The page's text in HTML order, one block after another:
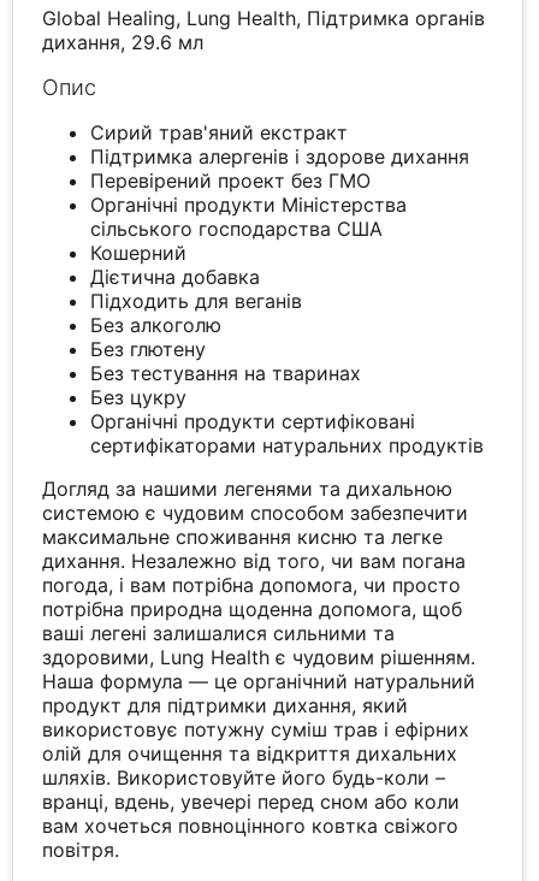
Global Healing, Lung Health, Підтримка органів
дихання, 29.6 мл
Опис
Сирий трав'яний екстракт
Підтримка алергенів і здорове дихання
Перевірений проект без ГМО
Органічні продукти Міністерства
сільського господарства США
Кошерний
Дієтична добавка
Підходить для веганів
Без алкоголю
Без глютену
Без тестування на тваринах
Без цукру
Органічні продукти сертифіковані
сертифікаторами натуральних продуктів
Догляд за нашими легенями та дихальною
системою є чудовим способом забезпечити
максимальне споживання кисню та легке
дихання. Незалежно від того, чи вам погана
погода, і вам потрібна допомога, чи просто
потрібна природна щоденна допомога, щоб
ваші легені залишалися сильними та
здоровими, Lung Health є чудовим рішенням.
Наша формула — це органічний натуральний
продукт для підтримки дихання, який
використовує потужну суміш трав і ефірних
олій для очищення та відкриття дихальних
шляхів. Використовуйте його будь-коли –
вранці, вдень, увечері перед сном або коли
вам хочеться повноцінного ковтка свіжого
повітря.